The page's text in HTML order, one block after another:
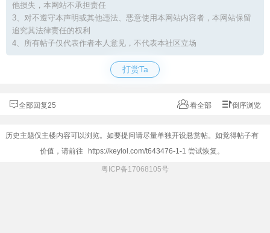
他损失，本网站不承担责任
3、对不遵守本声明或其他违法、恶意使用本网站内容者，本网站保留
追究其法律责任的权利
4、所有帖子仅代表作者本人意见，不代表本社区立场
打赏Ta
全部回复25 看全部 倒序浏览
历史主题仅主楼内容可以浏览。如要提问请尽量单独开设悬赏帖。如觉得帖子有
价值，请前往
https://keylol.com/t643476-1-1 尝试恢复。
粤ICP备17068105号